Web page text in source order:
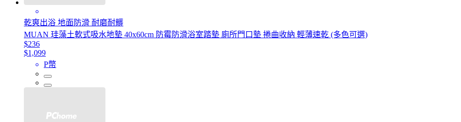
乾爽出浴 地面防滑 耐磨耐髒
MUAN 珪藻土軟式吸水地墊 40x60cm 防霉防滑浴室踏墊 廁所門口墊 捲曲收納 輕薄速乾 (多色可選)
$236
$1,099
P幣